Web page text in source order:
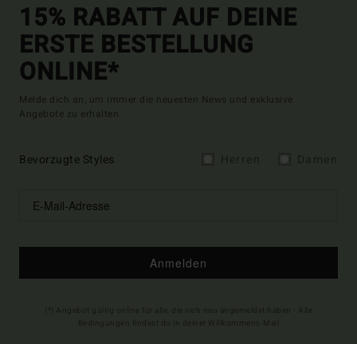
15% RABATT AUF DEINE
ERSTE BESTELLUNG
ONLINE*
Melde dich an, um immer die neuesten News und exklusive
Angebote zu erhalten.
Bevorzugte Styles
Anmelden